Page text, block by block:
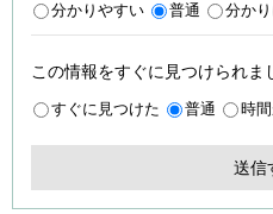
分かりやすい 普通 分か
この情報をすぐに見つけられま
すぐに見つけた 普通 時